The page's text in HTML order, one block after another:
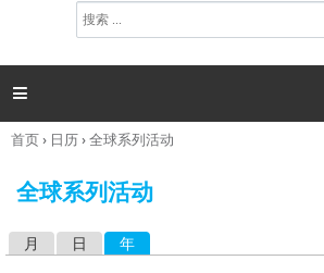
搜
索

你
这
首页› 日历›全球系列活动
全球系列活动
月 日 年